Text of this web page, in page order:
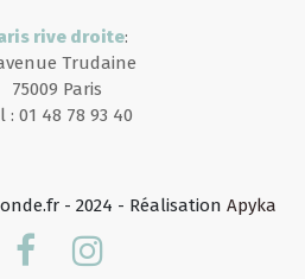
rive droite:
Trudaine
75009 Paris
: 01 48 78 93 40
- 2024 - Réalisation Apyka